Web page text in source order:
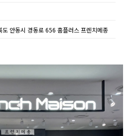
안동시 경동로 656 홈플러스 프렌치메종